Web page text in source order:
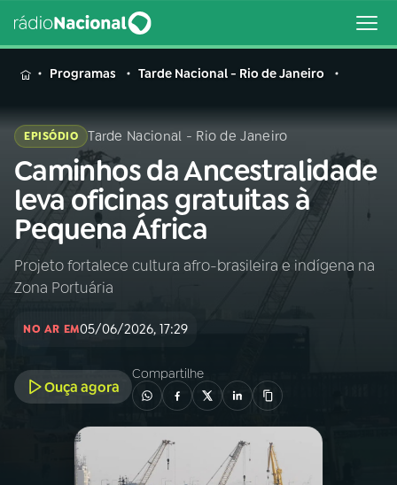
MENU
Buscar
na
Rádio
Nacional
Buscar
AO VIVO
INÍCIO
A RÁDIO
PROGRAMAÇÃO
Programas Tarde Nacional - Rio de Janeiro
EPISÓDIO Tarde Nacional - Rio de Janeiro
Caminhos da Ancestralidade
leva oficinas gratuitas à
Pequena África
Projeto fortalece cultura afro-brasileira e indígena na
Zona Portuária
NO AR EM05/06/2026, 17:29
Ouça agora
Compartilhe